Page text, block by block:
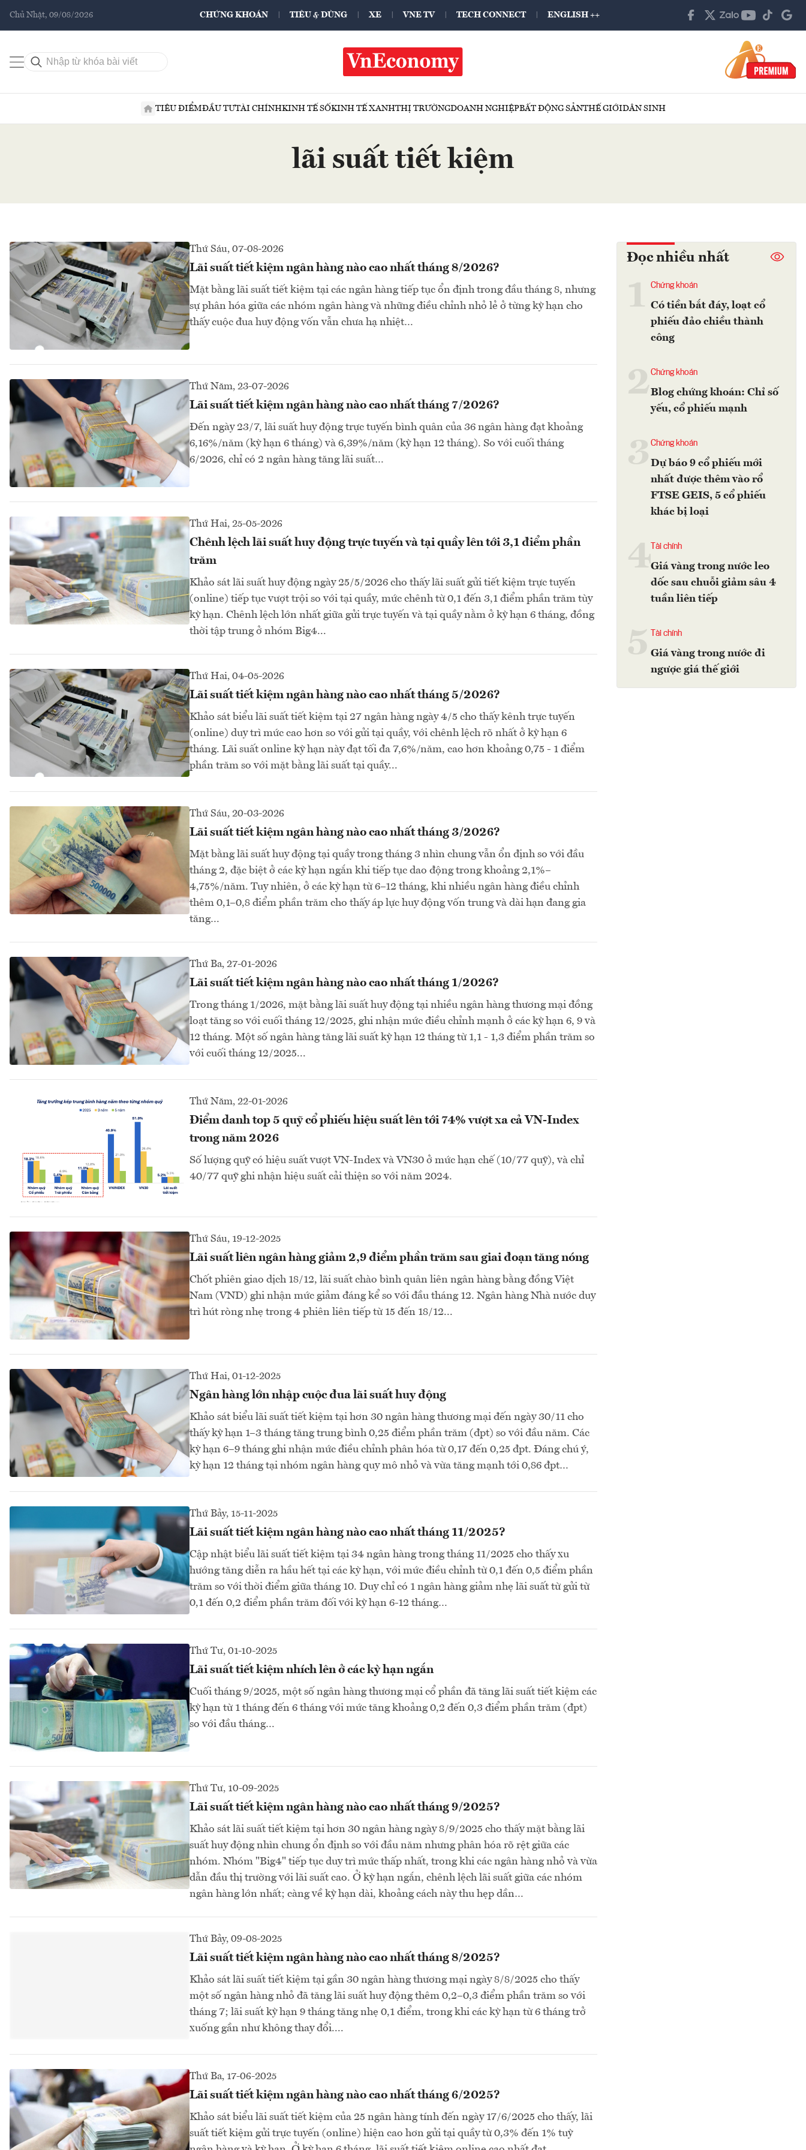
Chủ Nhật, 09/08/2026 CHỨNG KHOÁN TIÊU & DÙNG XE VNE TV TECH CONNECT ENGLISH ++
TIÊU ĐIỂMĐẦU TƯTÀI CHÍNHKINH TẾ SỐKINH TẾ XANHTHỊ TRƯỜNGDOANH NGHIỆPBẤT ĐỘNG SẢNTHẾ GIỚIDÂN SINH
lãi suất tiết kiệm
Thứ Sáu, 07-08-2026
Lãi suất tiết kiệm ngân hàng nào cao nhất tháng 8/2026?
Mặt bằng lãi suất tiết kiệm tại các ngân hàng tiếp tục ổn định trong đầu tháng 8, nhưng
sự phân hóa giữa các nhóm ngân hàng và những điều chỉnh nhỏ lẻ ở từng kỳ hạn cho
thấy cuộc đua huy động vốn vẫn chưa hạ nhiệt…
Thứ Năm, 23-07-2026
Lãi suất tiết kiệm ngân hàng nào cao nhất tháng 7/2026?
Đến ngày 23/7, lãi suất huy động trực tuyến bình quân của 36 ngân hàng đạt khoảng
6,16%/năm (kỳ hạn 6 tháng) và 6,39%/năm (kỳ hạn 12 tháng). So với cuối tháng
6/2026, chỉ có 2 ngân hàng tăng lãi suất…
Thứ Hai, 25-05-2026
Chênh lệch lãi suất huy động trực tuyến và tại quầy lên tới 3,1 điểm phần
trăm
Khảo sát lãi suất huy động ngày 25/5/2026 cho thấy lãi suất gửi tiết kiệm trực tuyến
(online) tiếp tục vượt trội so với tại quầy, mức chênh từ 0,1 đến 3,1 điểm phần trăm tùy
kỳ hạn. Chênh lệch lớn nhất giữa gửi trực tuyến và tại quầy nằm ở kỳ hạn 6 tháng, đồng
thời tập trung ở nhóm Big4...
Thứ Hai, 04-05-2026
Lãi suất tiết kiệm ngân hàng nào cao nhất tháng 5/2026?
Khảo sát biểu lãi suất tiết kiệm tại 27 ngân hàng ngày 4/5 cho thấy kênh trực tuyến
(online) duy trì mức cao hơn so với gửi tại quầy, với chênh lệch rõ nhất ở kỳ hạn 6
tháng. Lãi suất online kỳ hạn này đạt tối đa 7,6%/năm, cao hơn khoảng 0,75 - 1 điểm
phần trăm so với mặt bằng lãi suất tại quầy...
Thứ Sáu, 20-03-2026
Lãi suất tiết kiệm ngân hàng nào cao nhất tháng 3/2026?
Mặt bằng lãi suất huy động tại quầy trong tháng 3 nhìn chung vẫn ổn định so với đầu
tháng 2, đặc biệt ở các kỳ hạn ngắn khi tiếp tục dao động trong khoảng 2,1%–
4,75%/năm. Tuy nhiên, ở các kỳ hạn từ 6–12 tháng, khi nhiều ngân hàng điều chỉnh
thêm 0,1–0,8 điểm phần trăm cho thấy áp lực huy động vốn trung và dài hạn đang gia
tăng…
Thứ Ba, 27-01-2026
Lãi suất tiết kiệm ngân hàng nào cao nhất tháng 1/2026?
Trong tháng 1/2026, mặt bằng lãi suất huy động tại nhiều ngân hàng thương mại đồng
loạt tăng so với cuối tháng 12/2025, ghi nhận mức điều chỉnh mạnh ở các kỳ hạn 6, 9 và
12 tháng. Một số ngân hàng tăng lãi suất kỳ hạn 12 tháng từ 1,1 - 1,3 điểm phần trăm so
với cuối tháng 12/2025...
Thứ Năm, 22-01-2026
Điểm danh top 5 quỹ cổ phiếu hiệu suất lên tới 74% vượt xa cả VN-Index
trong năm 2026
Số lượng quỹ có hiệu suất vượt VN-Index và VN30 ở mức hạn chế (10/77 quỹ), và chỉ
40/77 quỹ ghi nhận hiệu suất cải thiện so với năm 2024.
Thứ Sáu, 19-12-2025
Lãi suất liên ngân hàng giảm 2,9 điểm phần trăm sau giai đoạn tăng nóng
Chốt phiên giao dịch 18/12, lãi suất chào bình quân liên ngân hàng bằng đồng Việt
Nam (VND) ghi nhận mức giảm đáng kể so với đầu tháng 12. Ngân hàng Nhà nước duy
trì hút ròng nhẹ trong 4 phiên liên tiếp từ 15 đến 18/12...
Thứ Hai, 01-12-2025
Ngân hàng lớn nhập cuộc đua lãi suất huy động
Khảo sát biểu lãi suất tiết kiệm tại hơn 30 ngân hàng thương mại đến ngày 30/11 cho
thấy kỳ hạn 1–3 tháng tăng trung bình 0,25 điểm phần trăm (đpt) so với đầu năm. Các
kỳ hạn 6–9 tháng ghi nhận mức điều chỉnh phân hóa từ 0,17 đến 0,25 đpt. Đáng chú ý,
kỳ hạn 12 tháng tại nhóm ngân hàng quy mô nhỏ và vừa tăng mạnh tới 0,86 đpt…
Thứ Bảy, 15-11-2025
Lãi suất tiết kiệm ngân hàng nào cao nhất tháng 11/2025?
Cập nhật biểu lãi suất tiết kiệm tại 34 ngân hàng trong tháng 11/2025 cho thấy xu
hướng tăng diễn ra hầu hết tại các kỳ hạn, với mức điều chỉnh từ 0,1 đến 0,5 điểm phần
trăm so với thời điểm giữa tháng 10. Duy chỉ có 1 ngân hàng giảm nhẹ lãi suất từ gửi từ
0,1 đến 0,2 điểm phần trăm đối với kỳ hạn 6-12 tháng…
Thứ Tư, 01-10-2025
Lãi suất tiết kiệm nhích lên ở các kỳ hạn ngắn
Cuối tháng 9/2025, một số ngân hàng thương mại cổ phần đã tăng lãi suất tiết kiệm các
kỳ hạn từ 1 tháng đến 6 tháng với mức tăng khoảng 0,2 đến 0,3 điểm phần trăm (đpt)
so với đầu tháng…
Thứ Tư, 10-09-2025
Lãi suất tiết kiệm ngân hàng nào cao nhất tháng 9/2025?
Khảo sát lãi suất tiết kiệm tại hơn 30 ngân hàng ngày 8/9/2025 cho thấy mặt bằng lãi
suất huy động nhìn chung ổn định so với đầu năm nhưng phân hóa rõ rệt giữa các
nhóm. Nhóm "Big4" tiếp tục duy trì mức thấp nhất, trong khi các ngân hàng nhỏ và vừa
dẫn đầu thị trường với lãi suất cao. Ở kỳ hạn ngắn, chênh lệch lãi suất giữa các nhóm
ngân hàng lớn nhất; càng về kỳ hạn dài, khoảng cách này thu hẹp dần…
Thứ Bảy, 09-08-2025
Lãi suất tiết kiệm ngân hàng nào cao nhất tháng 8/2025?
Khảo sát lãi suất tiết kiệm tại gần 30 ngân hàng thương mại ngày 8/8/2025 cho thấy
một số ngân hàng nhỏ đã tăng lãi suất huy động thêm 0,2–0,3 điểm phần trăm so với
tháng 7; lãi suất kỳ hạn 9 tháng tăng nhẹ 0,1 điểm, trong khi các kỳ hạn từ 6 tháng trở
xuống gần như không thay đổi....
Thứ Ba, 17-06-2025
Lãi suất tiết kiệm ngân hàng nào cao nhất tháng 6/2025?
Khảo sát biểu lãi suất tiết kiệm của 25 ngân hàng tính đến ngày 17/6/2025 cho thấy, lãi
suất tiết kiệm gửi trực tuyến (online) hiện cao hơn gửi tại quầy từ 0,3% đến 1% tuỳ
Đọc nhiều nhất
Chứng khoán
Có tiền bắt đáy, loạt cổ
phiếu đảo chiều thành
công
2Chứng khoán
Blog chứng khoán: Chỉ số
yếu, cổ phiếu mạnh
Chứng khoán
Dự báo 9 cổ phiếu mới
nhất được thêm vào rổ
FTSE GEIS, 5 cổ phiếu
khác bị loại
4 Tài chính
Giá vàng trong nước leo
dốc sau chuỗi giảm sâu 4
tuần liên tiếp
Tài chính
Giá vàng trong nước đi
ngược giá thế giới